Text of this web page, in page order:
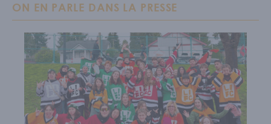
ON EN PARLE DANS LA PRESSE